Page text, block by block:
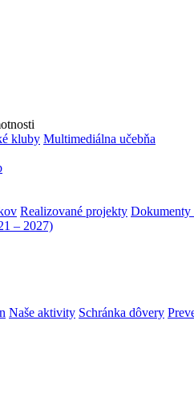
kluby Multimediálna učebňa
Realizované projekty Dokumenty
– 2027)
Naše aktivity Schránka dôvery